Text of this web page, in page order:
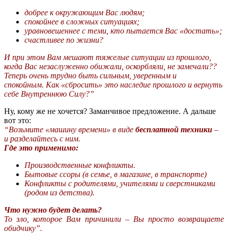
добрее к окружающим Вас людям;
спокойнее в сложных ситуациях;
уравновешеннее с теми, кто пытается Вас «достать»;
счастливее по жизни?
И при этом Вам мешают тяжелые ситуации из прошлого,
когда Вас незаслуженно обижали, оскорбляли, не замечали??
Теперь очень трудно быть сильным, уверенным и
спокойным. Как «сбросить» это наследие прошлого и вернуть
себе Внутреннюю Силу?”
Ну, кому же не хочется? Заманчивое предложение. А дальше
вот это:
“Возьмите «машину времени» в виде бесплатной техники –
и разделайтесь с ним.
Где это применимо:
Производственные конфликты.
Бытовые ссоры (в семье, в магазине, в транспорте)
Конфликты с родителями, учителями и сверстниками
(родом из детства).
Что нужно будет делать?
То зло, которое Вам причинили – Вы просто возвращаете
обидчику”.